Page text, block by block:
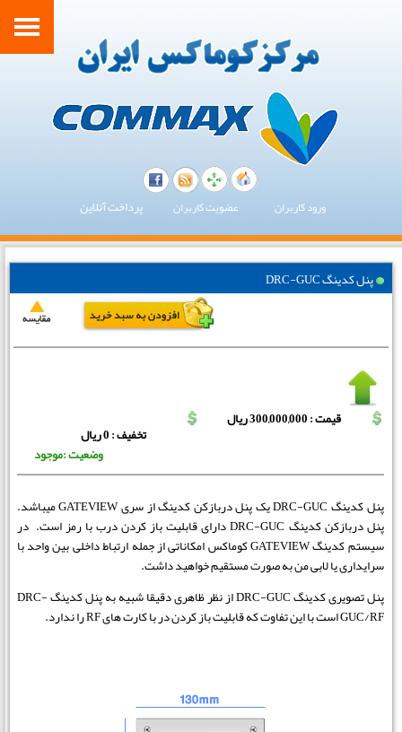
ورود کاربران عضویت کاربران پرداخت آنلاین
پنل کدینگ DRC-GUC
قیمت : 300,000,000 ریال
تخفیف : 0 ریال
وضعیت :موجود
پنل کدینگ DRC-GUC یک پنل دربازکن کدینگ از سری GATEVIEW میباشد.
پنل دربازکن کدینگ DRC-GUC دارای قابلیت باز کردن درب با رمز است. در
سیستم کدینگ GATEVIEW کوماکس امکاناتی از جمله ارتباط داخلی بین واحد با
سرایداری یا لابی من به صورت مستقیم خواهید داشت.
پنل تصویری کدینگ DRC-GUC از نظر ظاهری دقیقا شبیه به پنل کدینگ DRC-
GUC/RF است با این تفاوت که قابلیت باز کردن در با کارت های RF را ندارد.